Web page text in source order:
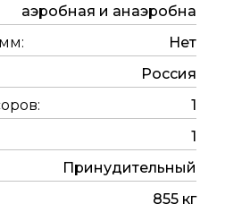
аэробная и анаэробна
Нет
Россия
1
1
Принудительный
855 кг